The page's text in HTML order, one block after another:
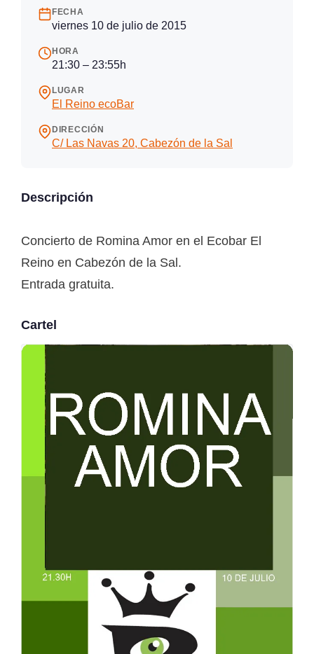
FECHA
viernes 10 de julio de 2015
HORA
21:30 – 23:55h
LUGAR
El Reino ecoBar
DIRECCIÓN
C/ Las Navas 20, Cabezón de la Sal
Descripción
Concierto de Romina Amor en el Ecobar El
Reino en Cabezón de la Sal.
Entrada gratuita.
Cartel